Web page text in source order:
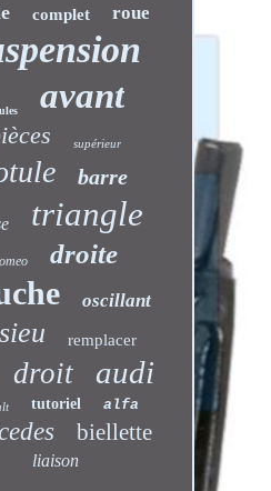
complet roue
avant
supérieur
barre
triangle
droite
oscillant
remplacer
droit audi
tutoriel alfa
biellette
liaison